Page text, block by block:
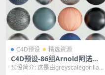
C4D预设 精选资源
C4D预设-86组Arnold阿诺德
现代科技数码产品材质纹理预
预设简介: 这是由greyscalegorilla